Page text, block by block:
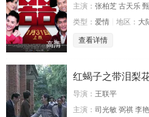
高清
主演： 张柏芝 古天乐
类型： 爱情 地区： 大
查看详情
红蝎子之带泪梨
导演： 王联平
主演： 司光敏 弼祺 李